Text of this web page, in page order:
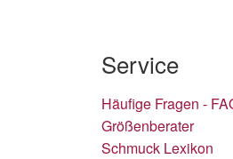
Service
Häufige Fragen -
Größenberater
Schmuck Lexikon